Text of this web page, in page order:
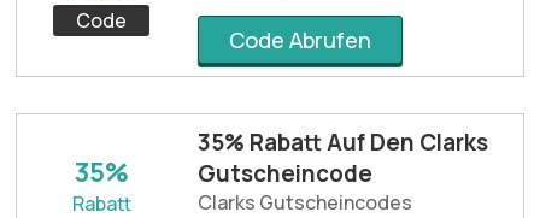
Code
Code Abrufen
35%
Rabatt
35% Rabatt Auf Den Clarks
Gutscheincode
Clarks Gutscheincodes